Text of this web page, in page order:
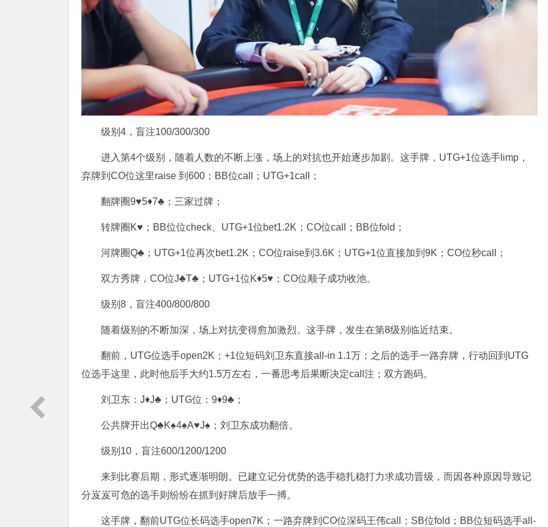
级别4，盲注100/300/300
进入第4个级别，随着人数的不断上涨，场上的对抗也开始逐步加剧。这手牌，UTG+1位选手limp，
弃牌到CO位这里raise 到600；BB位call；UTG+1call；
翻牌圈9♥5♦7♣；三家过牌；
转牌圈K♥；BB位位check、UTG+1位bet1.2K；CO位call；BB位fold；
河牌圈Q♣；UTG+1位再次bet1.2K；CO位raise到3.6K；UTG+1位直接加到9K；CO位秒call；
双方秀牌，CO位J♣T♣；UTG+1位K♦5♥；CO位顺子成功收池。
级别8，盲注400/800/800
随着级别的不断加深，场上对抗变得愈加激烈。这手牌，发生在第8级别临近结束。
翻前，UTG位选手open2K；+1位短码刘卫东直接all-in 1.1万；之后的选手一路弃牌，行动回到UTG
位选手这里，此时他后手大约1.5万左右，一番思考后果断决定call注；双方跑码。
刘卫东：J♦J♣；UTG位：9♦9♣；
公共牌开出Q♣K♠4♠A♥J♠；刘卫东成功翻倍。
级别10，盲注600/1200/1200
来到比赛后期，形式逐渐明朗。已建立记分优势的选手稳扎稳打力求成功晋级，而因各种原因导致记
分岌岌可危的选手则纷纷在抓到好牌后放手一搏。
这手牌，翻前UTG位长码选手open7K；一路弃牌到CO位深码王伟call；SB位fold；BB位短码选手all-